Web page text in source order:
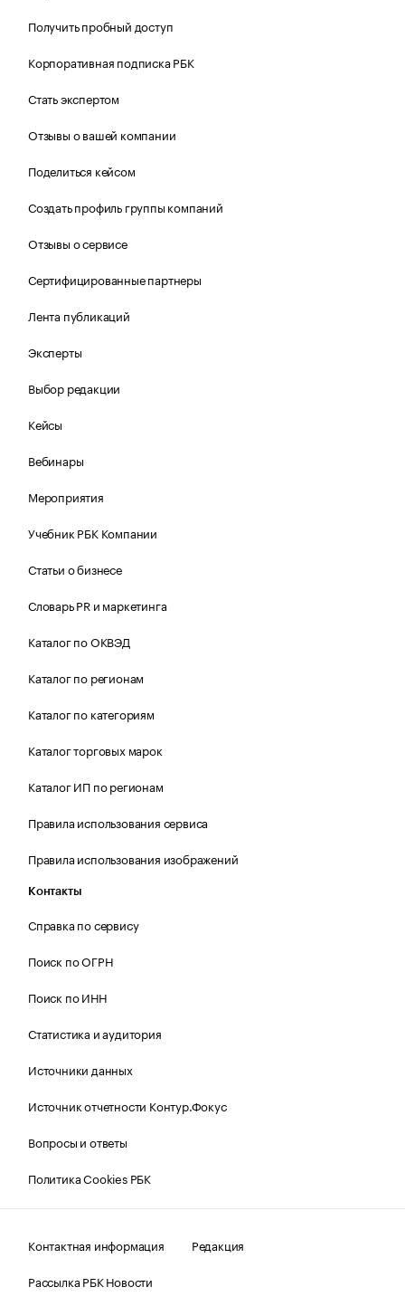
Получить пробный доступ
Корпоративная подписка РБК
Стать экспертом
Отзывы о вашей компании
Поделиться кейсом
Создать профиль группы компаний
Отзывы о сервисе
Сертифицированные партнеры
Лента публикаций
Эксперты
Выбор редакции
Кейсы
Вебинары
Мероприятия
Учебник РБК Компании
Статьи о бизнесе
Словарь PR и маркетинга
Каталог по ОКВЭД
Каталог по регионам
Каталог по категориям
Каталог торговых марок
Каталог ИП по регионам
Правила использования сервиса
Правила использования изображений
Контакты
Справка по сервису
Поиск по ОГРН
Поиск по ИНН
Статистика и аудитория
Источники данных
Источник отчетности Контур.Фокус
Вопросы и ответы
Политика Cookies РБК
Контактная информация
Редакция
Рассылка РБК Новости